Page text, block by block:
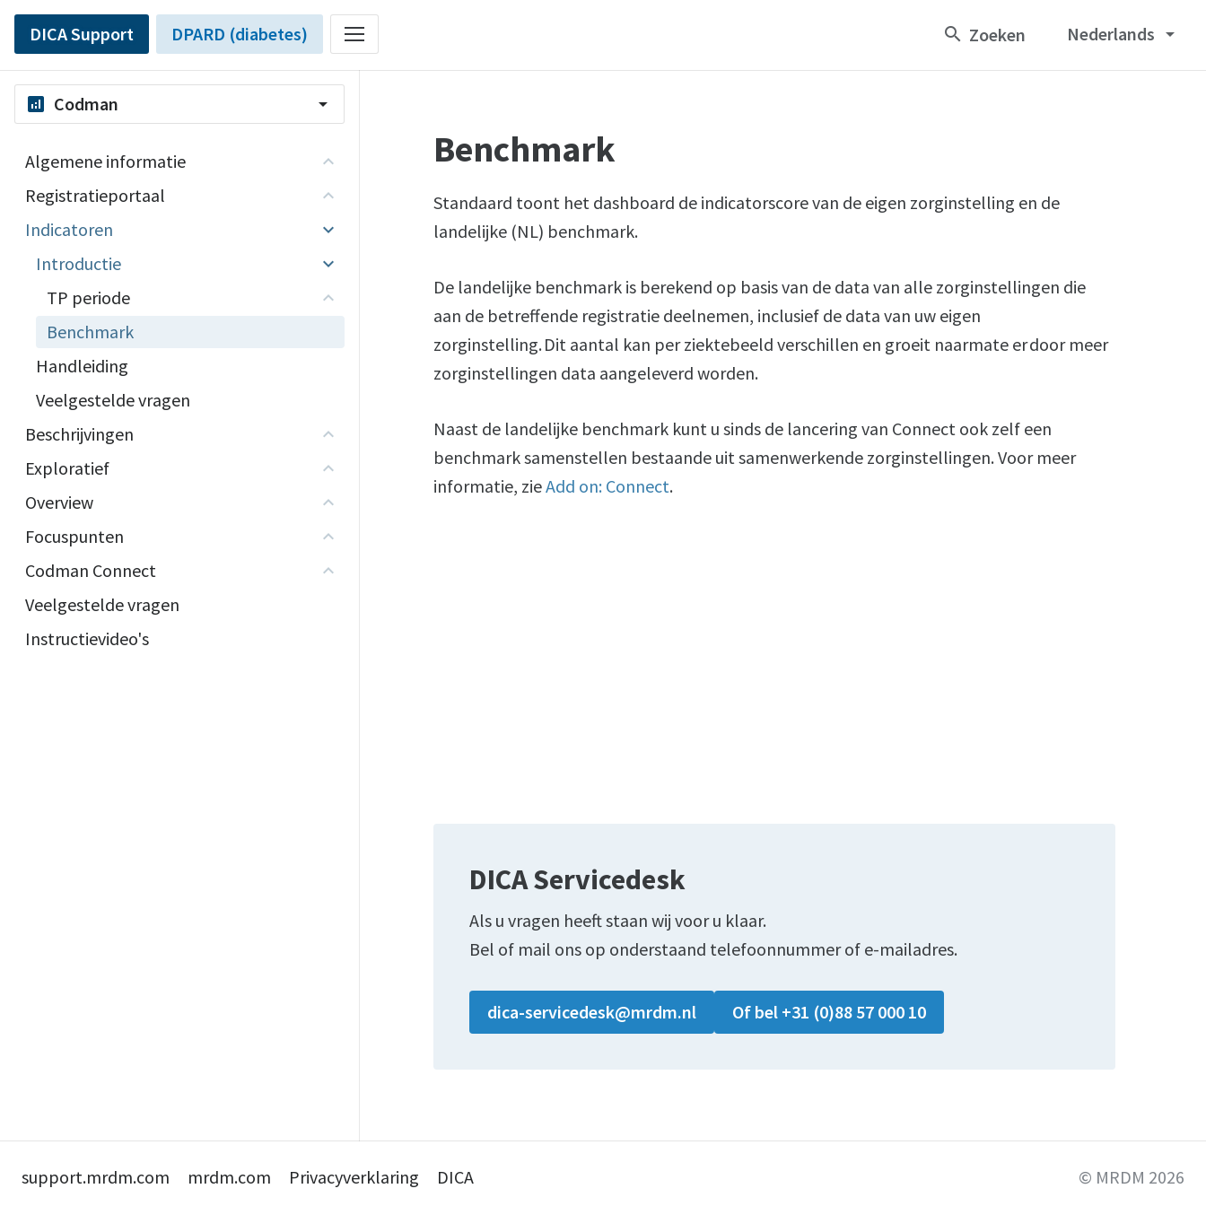
DICA Support DPARD (diabetes) Nederlands arrow_drop_down
analytics Codman arrow_drop_down
Algemene informatie
Registratieportaal
Indicatoren
Introductie
TP periode
Benchmark
Handleiding
Veelgestelde vragen
Beschrijvingen
Exploratief
Overview
Focuspunten
Codman Connect
Veelgestelde vragen
Instructievideo's
Benchmark
Standaard toont het dashboard de indicatorscore van de eigen zorginstelling en de
landelijke (NL) benchmark.
De landelijke benchmark is berekend op basis van de data van alle zorginstellingen die
aan de betreffende registratie deelnemen, inclusief de data van uw eigen
zorginstelling. Dit aantal kan per ziektebeeld verschillen en groeit naarmate er door meer
zorginstellingen data aangeleverd worden.
Naast de landelijke benchmark kunt u sinds de lancering van Connect ook zelf een
benchmark samenstellen bestaande uit samenwerkende zorginstellingen. Voor meer
informatie, zieAdd on: Connect.
DICA Servicedesk
Als u vragen heeft staan wij voor u klaar.
Bel of mail ons op onderstaand telefoonnummer of e-mailadres.
dica-servicedesk@mrdm.nl Of bel +31 (0)88 57 000 10
support.mrdm.com mrdm.com Privacyverklaring DICA © MRDM 2026